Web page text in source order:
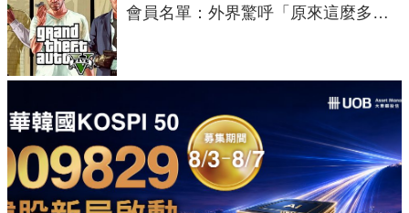
會員名單：外界驚呼「原來這麼多人